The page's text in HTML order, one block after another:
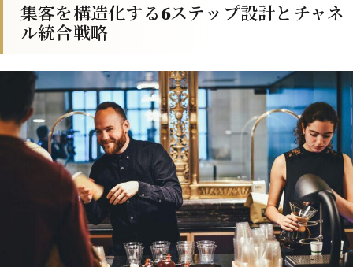
集客を構造化する6ステップ設計とチャネ
ル統合戦略